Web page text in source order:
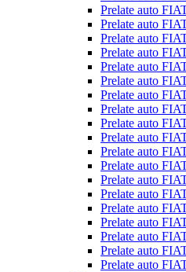
Prelate auto
Prelate auto
Prelate auto
Prelate auto
Prelate auto
Prelate auto
Prelate auto
Prelate auto
Prelate auto
Prelate auto
Prelate auto
Prelate auto
Prelate auto
Prelate auto
Prelate auto
Prelate auto
Prelate auto
Prelate auto
Prelate auto